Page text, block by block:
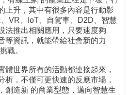
上升，其中有很多內容是行動影
VR、IoT、自駕車、D2D、智慧
法推出相關應用，只要速度夠
等資訊，就能帶給社會新的力
戰。
體世界所有的活動都連接起來，
析，不僅可更快速的反應市場，
創造新 的商業型態，邁向智慧生